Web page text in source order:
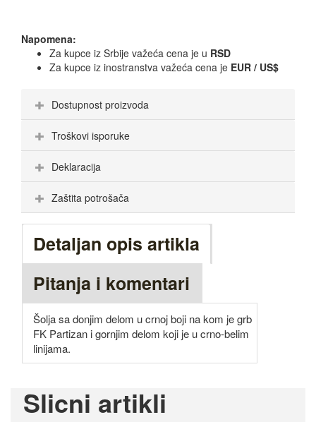
Napomena:
Za kupce iz Srbije važeća cena je u RSD
Za kupce iz inostranstva važeća cena je EUR / US$
Dostupnost proizvoda
Troškovi isporuke
Deklaracija
Zaštita potrošača
Detaljan opis artikla
Pitanja i komentari
Šolja sa donjim delom u crnoj boji na kom je grb
FK Partizan i gornjim delom koji je u crno-belim
linijama.
Slicni artikli